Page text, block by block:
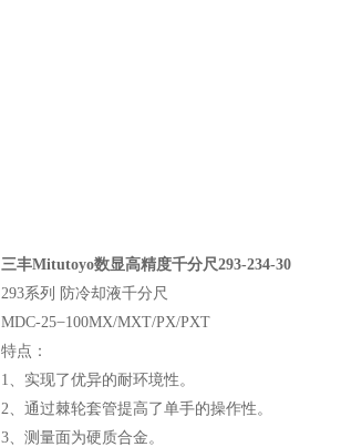
三丰Mitutoyo数显高精度千分尺293-234-30
293系列 防冷却液千分尺
MDC-25 ̶ 100MX/MXT/PX/PXT
特点：
1、实现了优异的耐环境性。
2、通过棘轮套管提高了单手的操作性。
3、测量面为硬质合金。